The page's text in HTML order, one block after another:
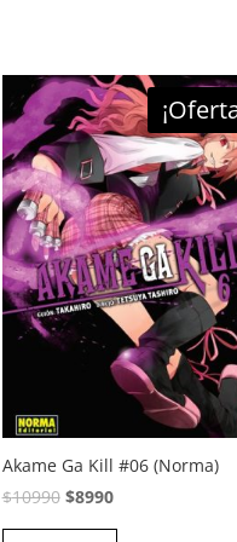
Akame Ga Kill #06 (Norma)
$10990 El
$8990El